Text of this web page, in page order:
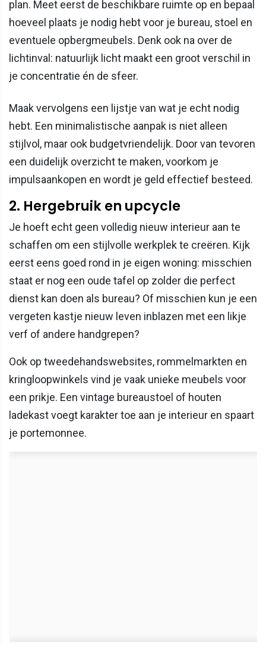
plan. Meet eerst de beschikbare ruimte op en bepaal
hoeveel plaats je nodig hebt voor je bureau, stoel en
eventuele opbergmeubels. Denk ook na over de
lichtinval: natuurlijk licht maakt een groot verschil in
je concentratie én de sfeer.
Maak vervolgens een lijstje van wat je echt nodig
hebt. Een minimalistische aanpak is niet alleen
stijlvol, maar ook budgetvriendelijk. Door van tevoren
een duidelijk overzicht te maken, voorkom je
impulsaankopen en wordt je geld effectief besteed.
2. Hergebruik en upcycle
Je hoeft echt geen volledig nieuw interieur aan te
schaffen om een stijlvolle werkplek te creëren. Kijk
eerst eens goed rond in je eigen woning: misschien
staat er nog een oude tafel op zolder die perfect
dienst kan doen als bureau? Of misschien kun je een
vergeten kastje nieuw leven inblazen met een likje
verf of andere handgrepen?
Ook op tweedehandswebsites, rommelmarkten en
kringloopwinkels vind je vaak unieke meubels voor
een prikje. Een vintage bureaustoel of houten
ladekast voegt karakter toe aan je interieur en spaart
je portemonnee.